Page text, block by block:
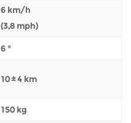
6 km/h
(3,8 mph)
6 °
10 ± 4 km
150 kg